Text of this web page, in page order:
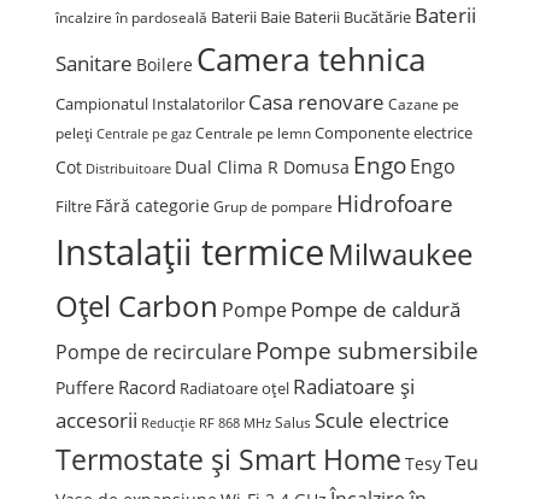
încalzire în pardoseală Baterii Baie Baterii Bucătărie Baterii
Sanitare Boilere Camera tehnica
Campionatul Instalatorilor Casa renovare Cazane pe
peleți Centrale pe gaz Centrale pe lemn Componente electrice
Cot Distribuitoare Dual Clima R Domusa EngoEngo
Filtre Fără categorie Grup de pompare Hidrofoare
Instalații termiceMilwaukee
Oțel Carbon PompePompe de caldură
Pompe de recircularePompe submersibile
Puffere Racord Radiatoare oțel Radiatoare și
accesorii Reducție RF 868 MHz Salus Scule electrice
Termostate și Smart Home TesyTeu